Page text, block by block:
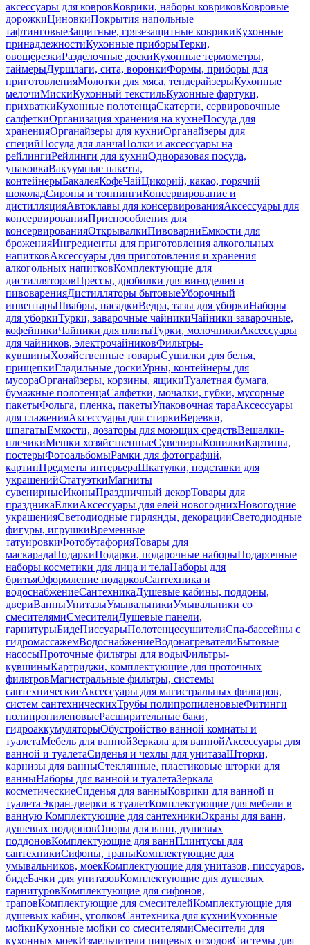
аксессуары для ковровКоврики, наборы ковриковКовровые
дорожкиЦиновкиПокрытия напольные
тафтинговыеЗащитные, грязезащитные коврикиКухонные
принадлежностиКухонные приборыТерки,
овощерезкиРазделочные доскиКухонные термометры,
таймерыДуршлаги, сита, воронкиФормы, приборы для
приготовленияМолотки для мяса, тендерайзерыКухонные
мелочиМискиКухонный текстильКухонные фартуки,
прихваткиКухонные полотенцаСкатерти, сервировочные
салфеткиОрганизация хранения на кухнеПосуда для
храненияОрганайзеры для кухниОрганайзеры для
специйПосуда для ланчаПолки и аксессуары на
рейлингиРейлинги для кухниОдноразовая посуда,
упаковкаВакуумные пакеты,
контейнерыБакалеяКофеЧайЦикорий, какао, горячий
шоколадСиропы и топпингиКонсервирование и
дистилляцияАвтоклавы для консервированияАксессуары для
консервированияПриспособления для
консервированияОткрывалкиПивоварниЕмкости для
броженияИнгредиенты для приготовления алкогольных
напитковАксессуары для приготовления и хранения
алкогольных напитковКомплектующие для
дистилляторовПрессы, дробилки для виноделия и
пивоваренияДистилляторы бытовыеУборочный
инвентарьШвабры, насадкиВедра, тазы для уборкиНаборы
для уборкиТурки, заварочные чайникиЧайники заварочные,
кофейникиЧайники для плитыТурки, молочникиАксессуары
для чайников, электрочайниковФильтры-
кувшиныХозяйственные товарыСушилки для белья,
прищепкиГладильные доскиУрны, контейнеры для
мусораОрганайзеры, корзины, ящикиТуалетная бумага,
бумажные полотенцаСалфетки, мочалки, губки, мусорные
пакетыФольга, пленка, пакетыУпаковочная тараАксессуары
для глаженияАксессуары для стиркиВеревки,
шпагатыЕмкости, дозаторы для моющих средствВешалки-
плечикиМешки хозяйственныеСувенирыКопилкиКартины,
постерыФотоальбомыРамки для фотографий,
картинПредметы интерьераШкатулки, подставки для
украшенийСтатуэткиМагниты
сувенирныеИконыПраздничный декорТовары для
праздникаЕлкиАксессуары для елей новогоднихНовогодние
украшенияСветодиодные гирлянды, декорацииСветодиодные
фигуры, игрушкиВременные
татуировкиФотобутафорияТовары для
маскарадаПодаркиПодарки, подарочные наборыПодарочные
наборы косметики для лица и телаНаборы для
бритьяОформление подарковСантехника и
водоснабжениеСантехникаДушевые кабины, поддоны,
двериВанныУнитазыУмывальникиУмывальники со
смесителямиСмесителиДушевые панели,
гарнитурыБидеПиссуарыПолотенцесушителиСпа-бассейны с
гидромассажемВодоснабжениеВодонагревателиБытовые
насосыПроточные фильтры для водыФильтры-
кувшиныКартриджи, комплектующие для проточных
фильтровМагистральные фильтры, системы
сантехническиеАксессуары для магистральных фильтров,
систем сантехническихТрубы полипропиленовыеФитинги
полипропиленовыеРасширительные баки,
гидроаккумуляторыОбустройство ванной комнаты и
туалетаМебель для ваннойЗеркала для ваннойАксессуары для
ванной и туалетаСиденья и чехлы для унитазаШторки,
карнизы для ванныСтеклянные, пластиковые шторки для
ванныНаборы для ванной и туалетаЗеркала
косметическиеСиденья для ванныКоврики для ванной и
туалетаЭкран-дверки в туалетКомплектующие для мебели в
ванную Комплектующие для сантехникиЭкраны для ванн,
душевых поддоновОпоры для ванн, душевых
поддоновКомплектующие для ваннПлинтусы для
сантехникиСифоны, трапыКомплектующие для
умывальников, моекКомплектующие для унитазов, писсуаров,
бидеБачки для унитазовКомплектующие для душевых
гарнитуровКомплектующие для сифонов,
траповКомплектующие для смесителейКомплектующие для
душевых кабин, уголковСантехника для кухниКухонные
мойкиКухонные мойки со смесителямиСмесители для
кухонных моекИзмельчители пищевых отходовСистемы для